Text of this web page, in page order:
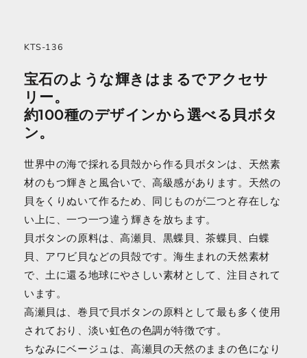
KTS-136
宝石のような輝きはまるでアクセサ
リー。
約100種のデザインから選べる貝ボタ
ン。
世界中の海で採れる貝殻から作る貝ボタンは、天然素
材のもつ輝きと風合いで、高級感があります。天然の
貝をくりぬいて作るため、同じものが二つと存在しな
い上に、一つ一つ違う輝きを放ちます。
貝ボタンの原料は、高瀬貝、黒蝶貝、茶蝶貝、白蝶
貝、アワビ貝などの貝殻です。海生まれの天然素材
で、土に還る地球にやさしい素材として、注目されて
います。
高瀬貝は、巻貝で貝ボタンの原料として最も多く使用
されており、淡い虹色の色調が特徴です。
ちなみにベージュは、高瀬貝の天然のままの色になり